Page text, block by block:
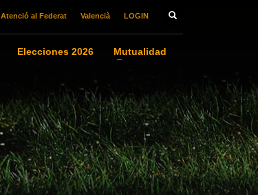
Atenció al Federat Valencià LOGIN
Elecciones 2026
Mutualidad